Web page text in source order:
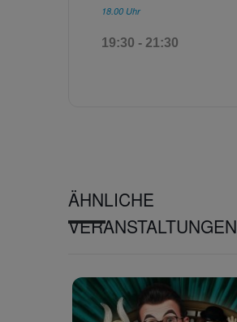
18.00 Uhr
19:30 - 21:30
ÄHNLICHE
VERANSTALTUNGEN